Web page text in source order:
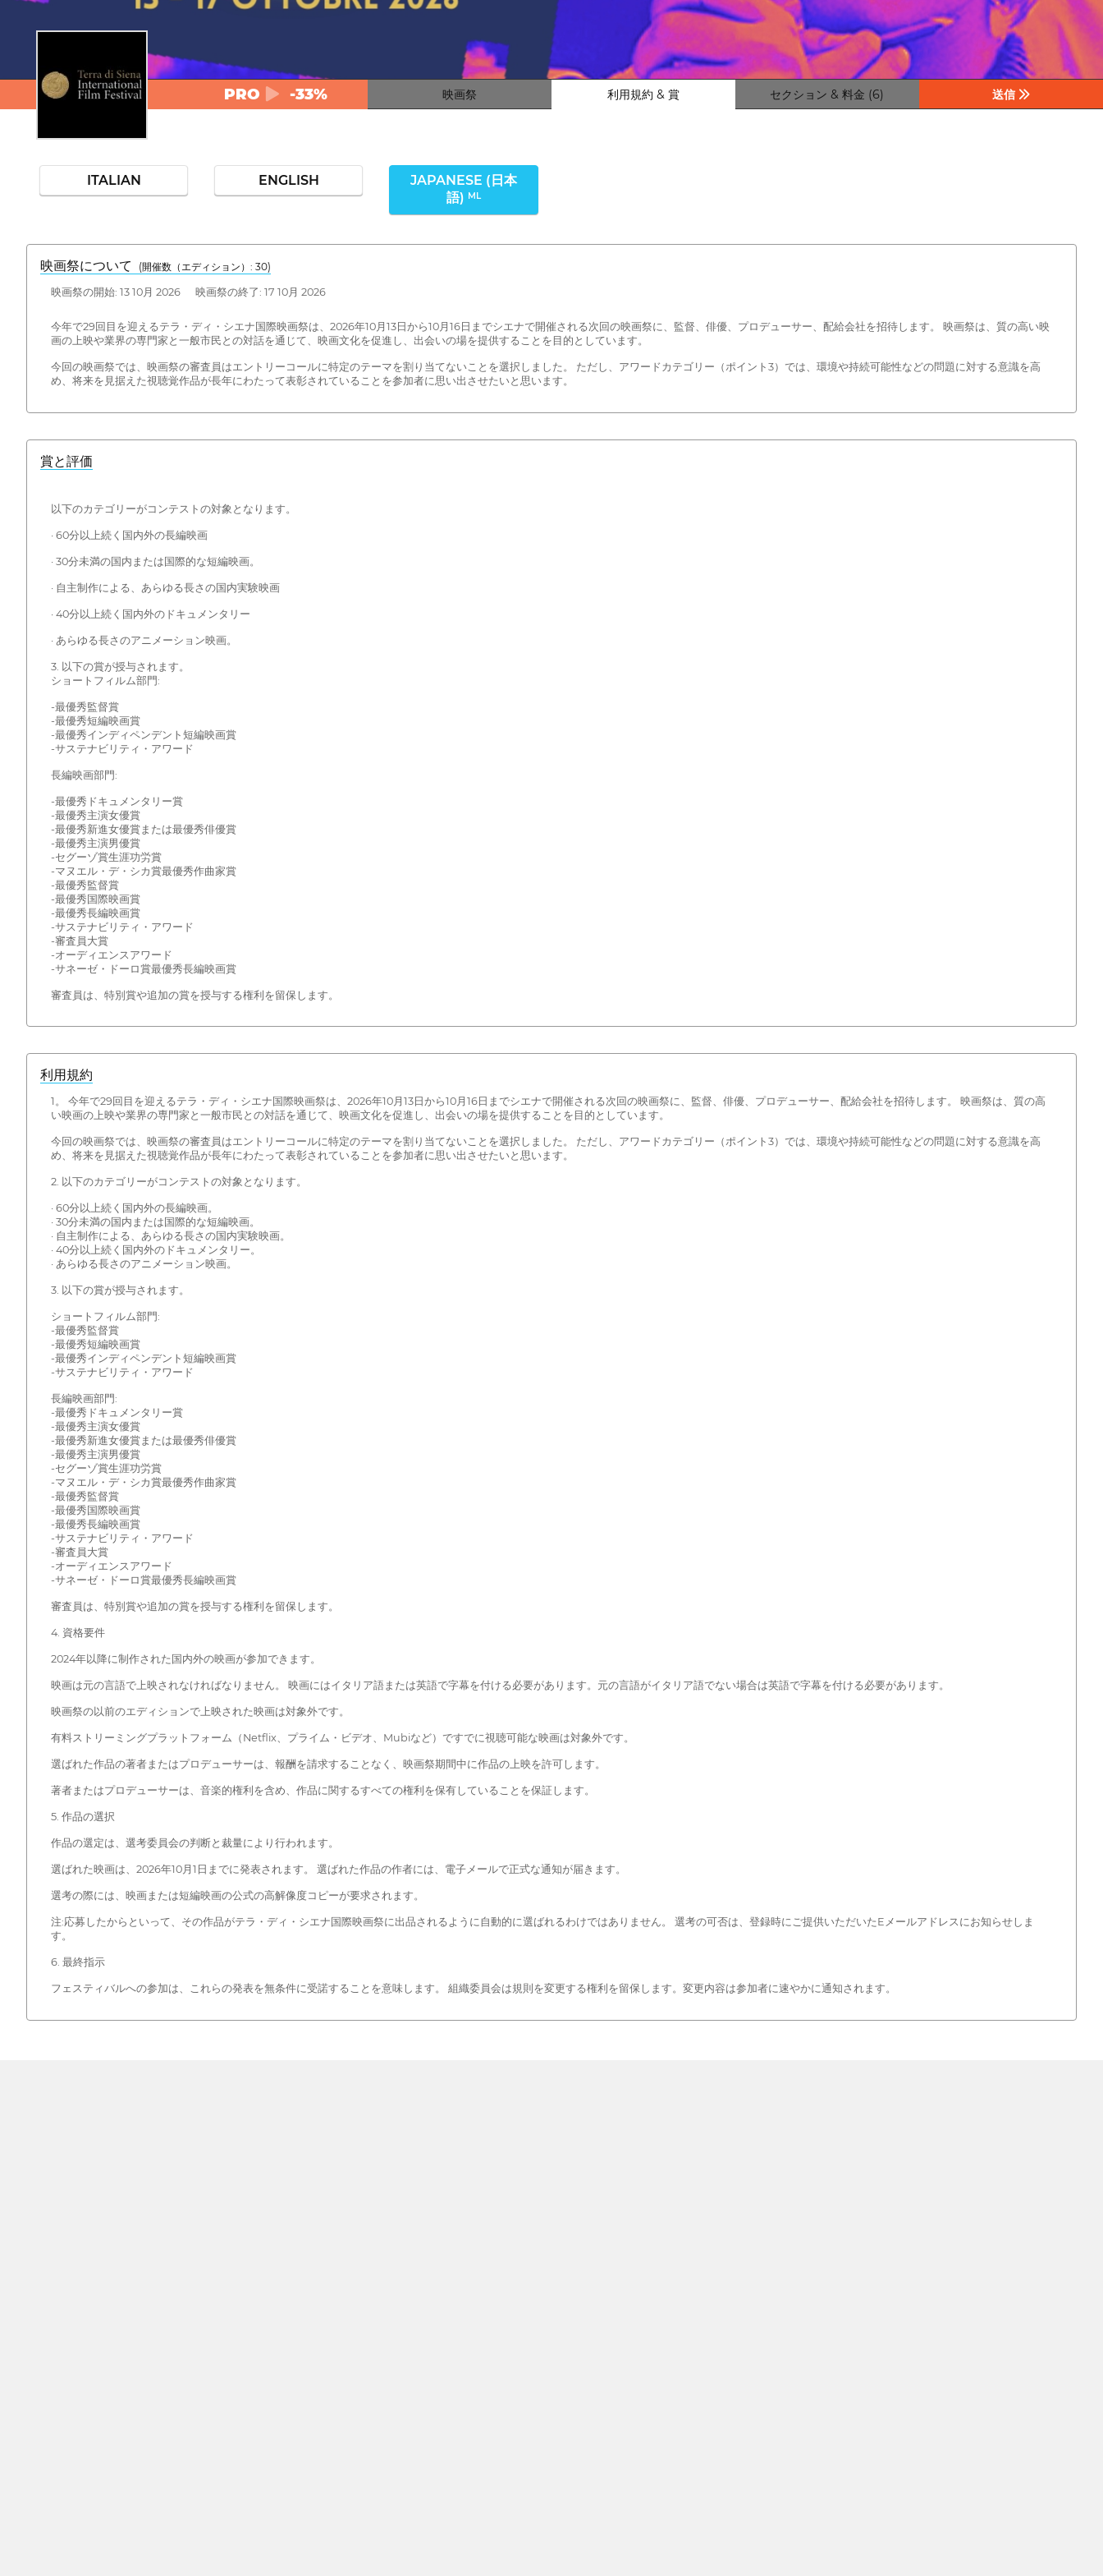
PRO -33% 映画祭 利用規約 & 賞 セクション & 料金 (6) 送信
ITALIAN ENGLISH
JAPANESE (日本
語) ML
映画祭について (開催数（エディション）: 30)
映画祭の開始: 13 10月 2026 映画祭の終了: 17 10月 2026
今年で29回目を迎えるテラ・ディ・シエナ国際映画祭は、2026年10月13日から10月16日までシエナで開催される次回の映画祭に、監督、俳優、プロデューサー、配給会社を招待します。 映画祭は、質の高い映
画の上映や業界の専門家と一般市民との対話を通じて、映画文化を促進し、出会いの場を提供することを目的としています。
今回の映画祭では、映画祭の審査員はエントリーコールに特定のテーマを割り当てないことを選択しました。 ただし、アワードカテゴリー（ポイント3）では、環境や持続可能性などの問題に対する意識を高
め、将来を見据えた視聴覚作品が長年にわたって表彰されていることを参加者に思い出させたいと思います。
賞と評価
以下のカテゴリーがコンテストの対象となります。
· 60分以上続く国内外の長編映画
· 30分未満の国内または国際的な短編映画。
· 自主制作による、あらゆる長さの国内実験映画
· 40分以上続く国内外のドキュメンタリー
· あらゆる長さのアニメーション映画。
3. 以下の賞が授与されます。
ショートフィルム部門:
-最優秀監督賞
-最優秀短編映画賞
-最優秀インディペンデント短編映画賞
-サステナビリティ・アワード
長編映画部門:
-最優秀ドキュメンタリー賞
-最優秀主演女優賞
-最優秀新進女優賞または最優秀俳優賞
-最優秀主演男優賞
-セグーゾ賞生涯功労賞
-マヌエル・デ・シカ賞最優秀作曲家賞
-最優秀監督賞
-最優秀国際映画賞
-最優秀長編映画賞
-サステナビリティ・アワード
-審査員大賞
-オーディエンスアワード
-サネーゼ・ドーロ賞最優秀長編映画賞
審査員は、特別賞や追加の賞を授与する権利を留保します。
利用規約
1。 今年で29回目を迎えるテラ・ディ・シエナ国際映画祭は、2026年10月13日から10月16日までシエナで開催される次回の映画祭に、監督、俳優、プロデューサー、配給会社を招待します。 映画祭は、質の高
い映画の上映や業界の専門家と一般市民との対話を通じて、映画文化を促進し、出会いの場を提供することを目的としています。
今回の映画祭では、映画祭の審査員はエントリーコールに特定のテーマを割り当てないことを選択しました。 ただし、アワードカテゴリー（ポイント3）では、環境や持続可能性などの問題に対する意識を高
め、将来を見据えた視聴覚作品が長年にわたって表彰されていることを参加者に思い出させたいと思います。
2. 以下のカテゴリーがコンテストの対象となります。
· 60分以上続く国内外の長編映画。
· 30分未満の国内または国際的な短編映画。
· 自主制作による、あらゆる長さの国内実験映画。
· 40分以上続く国内外のドキュメンタリー。
· あらゆる長さのアニメーション映画。
3. 以下の賞が授与されます。
ショートフィルム部門:
-最優秀監督賞
-最優秀短編映画賞
-最優秀インディペンデント短編映画賞
-サステナビリティ・アワード
長編映画部門:
-最優秀ドキュメンタリー賞
-最優秀主演女優賞
-最優秀新進女優賞または最優秀俳優賞
-最優秀主演男優賞
-セグーゾ賞生涯功労賞
-マヌエル・デ・シカ賞最優秀作曲家賞
-最優秀監督賞
-最優秀国際映画賞
-最優秀長編映画賞
-サステナビリティ・アワード
-審査員大賞
-オーディエンスアワード
-サネーゼ・ドーロ賞最優秀長編映画賞
審査員は、特別賞や追加の賞を授与する権利を留保します。
4. 資格要件
2024年以降に制作された国内外の映画が参加できます。
映画は元の言語で上映されなければなりません。 映画にはイタリア語または英語で字幕を付ける必要があります。元の言語がイタリア語でない場合は英語で字幕を付ける必要があります。
映画祭の以前のエディションで上映された映画は対象外です。
有料ストリーミングプラットフォーム（Netflix、プライム・ビデオ、Mubiなど）ですでに視聴可能な映画は対象外です。
選ばれた作品の著者またはプロデューサーは、報酬を請求することなく、映画祭期間中に作品の上映を許可します。
著者またはプロデューサーは、音楽的権利を含め、作品に関するすべての権利を保有していることを保証します。
5. 作品の選択
作品の選定は、選考委員会の判断と裁量により行われます。
選ばれた映画は、2026年10月1日までに発表されます。 選ばれた作品の作者には、電子メールで正式な通知が届きます。
選考の際には、映画または短編映画の公式の高解像度コピーが要求されます。
注:応募したからといって、その作品がテラ・ディ・シエナ国際映画祭に出品されるように自動的に選ばれるわけではありません。 選考の可否は、登録時にご提供いただいたEメールアドレスにお知らせしま
す。
6. 最終指示
フェスティバルへの参加は、これらの発表を無条件に受諾することを意味します。 組織委員会は規則を変更する権利を留保します。変更内容は参加者に速やかに通知されます。